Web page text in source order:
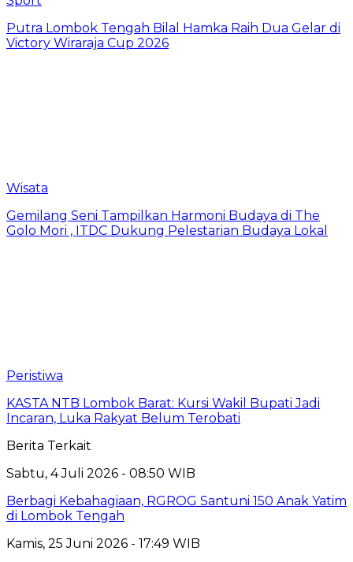
Putra Lombok Tengah Bilal Hamka Raih Dua Gelar di
Victory Wiraraja Cup 2026
Wisata
Gemilang Seni Tampilkan Harmoni Budaya di The
Golo Mori , ITDC Dukung Pelestarian Budaya Lokal
Peristiwa
KASTA NTB Lombok Barat: Kursi Wakil Bupati Jadi
Incaran, Luka Rakyat Belum Terobati
Berita Terkait
Sabtu, 4 Juli 2026 - 08:50 WIB
Berbagi Kebahagiaan, RGROG Santuni 150 Anak Yatim
di Lombok Tengah
Kamis, 25 Juni 2026 - 17:49 WIB